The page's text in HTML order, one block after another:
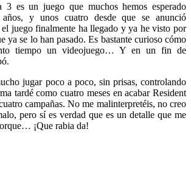
3 es un juego que muchos hemos esperado
y unos cuatro desde que se anunció
juego finalmente ha llegado y ya he visto por
ya se lo han pasado. Es bastante curioso cómo
tiempo un videojuego… Y en un fin de
jugar poco a poco, sin prisas, controlando
tardé como cuatro meses en acabar Resident
campañas. No me malinterpretéis, no creo
pero sí es verdad que es un detalle que me
¡Que rabia da!